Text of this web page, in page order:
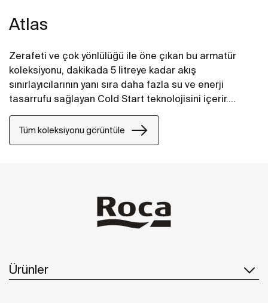
Atlas
Zerafeti ve çok yönlülüğü ile öne çıkan bu armatür
koleksiyonu, dakikada 5 litreye kadar akış
sınırlayıcılarının yanı sıra daha fazla su ve enerji
tasarrufu sağlayan Cold Start teknolojisini içerir.
Ayrıca, duş bataryası, daha fazla konfor elde etme
amacıyla, duş için gerekli malzemeleri elinizin altında
tutmanızı sağlayan klipsli bir rafla donatılabilmektedir.
Tüm koleksiyonu görüntüle
Ürünler